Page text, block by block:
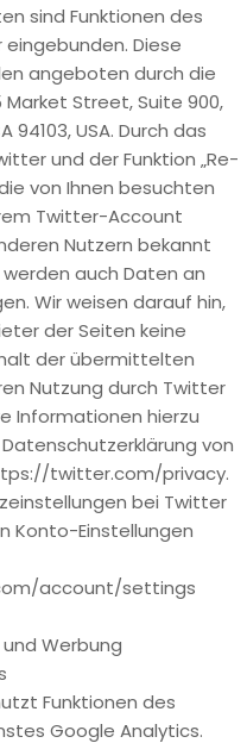
technologies/ads/.
Tracking
AdWords. AdWords ist ein
Inc., 1600 Amphitheatre
United States
nutzen wir das so
Sie auf eine von
wird ein Cookie für das
Cookies handelt es sich
Browser auf dem
Cookies verlieren nach
nicht der persönlichen
der Nutzer bestimmte
ist noch nicht
erkennen, dass der
und zu dieser Seite
ein anderes Cookie.
Websites von AdWords-
mithilfe des Conversion-
dienen dazu,
Kunden zu erstellen,
haben. Die
der Nutzer, die auf ihre
mit einem Conversion-